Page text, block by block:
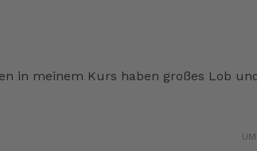
in meinem Kurs haben großes Lob